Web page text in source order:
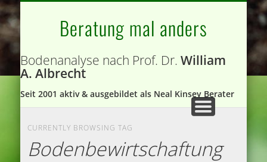
Beratung mal anders
Bodenanalyse nach Prof. Dr. William
A. Albrecht
Seit 2001 aktiv & ausgebildet als Neal Kinsey Berater
CURRENTLY BROWSING TAG
Bodenbewirtschaftung